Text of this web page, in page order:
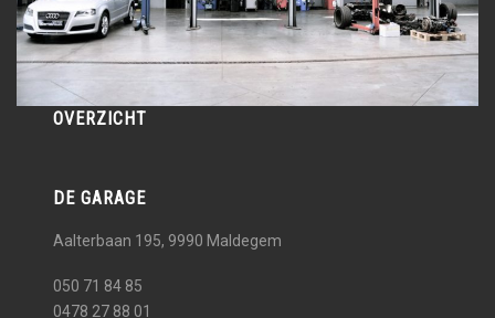
OVERZICHT
DE GARAGE
Aalterbaan 195, 9990 Maldegem
050 71 84 85
0478 27 88 01